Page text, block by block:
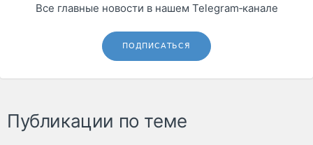
Все главные новости в нашем Telegram‑канале
ПОДПИСАТЬСЯ
Публикации по теме